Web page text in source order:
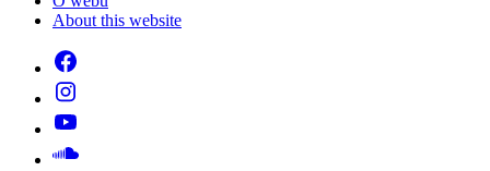
About this website